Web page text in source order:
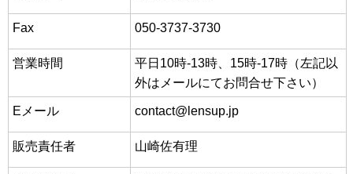
Fax 050-3737-3730
営業時間
平日10時‐13時、15時‐17時（左記以
外はメールにてお問合せ下さい）
Eメール contact@lensup.jp
販売責任者 山崎佐有理